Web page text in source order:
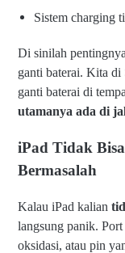
Sistem charging
Di sinilah pentingnya
ganti baterai. Kita di
ganti baterai di
utamanya ada di
iPad Tidak
Bermasalah
Kalau iPad kalian
langsung panik.
oksidasi, atau pin